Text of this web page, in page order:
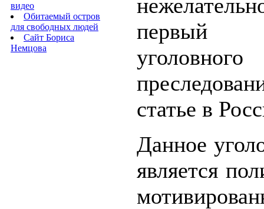
видео
Обитаемый остров
для свободных людей
Сайт Бориса
Немцова
первый
уголовного
статье в
Данное
является